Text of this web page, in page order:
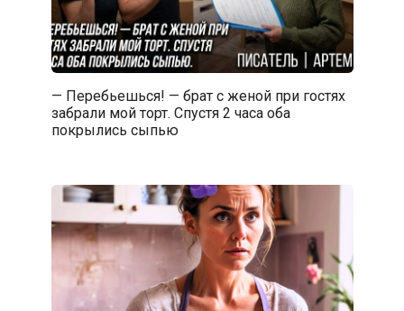
— Перебьешься! — брат с женой при гостях
забрали мой торт. Спустя 2 часа оба
покрылись сыпью